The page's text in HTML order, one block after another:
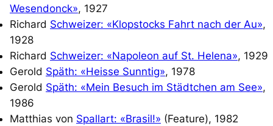
Wesendonck», 1927
Richard Schweizer: «Klopstocks Fahrt nach der Au»,
1928
Richard Schweizer: «Napoleon auf St. Helena», 1929
Gerold Späth: «Heisse Sunntig», 1978
Gerold Späth: «Mein Besuch im Städtchen am See»,
1986
Matthias von Spallart: «Brasil!» (Feature), 1982